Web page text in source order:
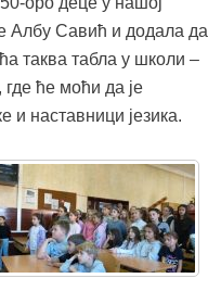
Албу Савић и додала да
таква табла у школи –
ће моћи да је
и наставници језика.